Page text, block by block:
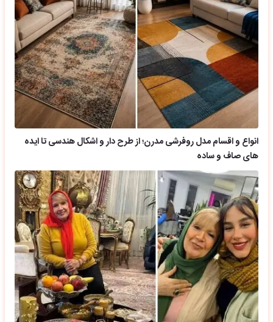
انواع و اقسام مدل روفرشی مدرن؛ از طرح دار و اشکال هندسی تا ایده
های صاف و ساده